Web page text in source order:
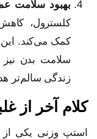
بهبود سلامت
کلسترول،
کمک می‌کند. این
سلامت بدن
زندگی سالم‌تر
کلام آخر از
استپ وزنی یکی از